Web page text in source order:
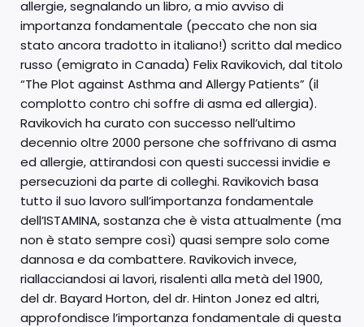
allergie, segnalando un libro, a mio avviso di
importanza fondamentale (peccato che non sia
stato ancora tradotto in italiano!) scritto dal medico
russo (emigrato in Canada) Felix Ravikovich, dal titolo
“The Plot against Asthma and Allergy Patients” (il
complotto contro chi soffre di asma ed allergia).
Ravikovich ha curato con successo nell’ultimo
decennio oltre 2000 persone che soffrivano di asma
ed allergie, attirandosi con questi successi invidie e
persecuzioni da parte di colleghi. Ravikovich basa
tutto il suo lavoro sull’importanza fondamentale
dell’ISTAMINA, sostanza che è vista attualmente (ma
non è stato sempre così) quasi sempre solo come
dannosa e da combattere. Ravikovich invece,
riallacciandosi ai lavori, risalenti alla metà del 1900,
del dr. Bayard Horton, del dr. Hinton Jonez ed altri,
approfondisce l’importanza fondamentale di questa